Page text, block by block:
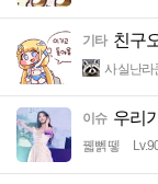
기타 친구
사실난라
이슈 우리
꿻뻵뗗